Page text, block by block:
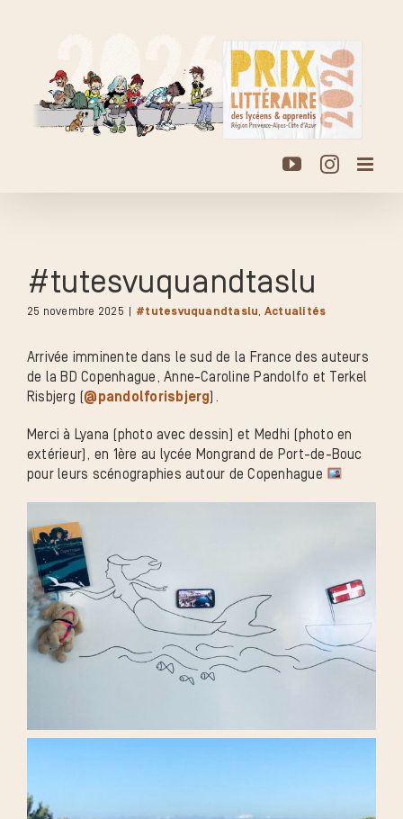
YouTube
#tutesvuquandtaslu
25 novembre 2025 #tutesvuquandtaslu, Actualités
Arrivée imminente dans le sud de la France des auteurs
de la BD Copenhague, Anne-Caroline Pandolfo et Terkel
Risbjerg (@pandolforisbjerg).
Merci à Lyana (photo avec dessin) et Medhi (photo en
extérieur), en 1ère au lycée Mongrand de Port-de-Bouc
pour leurs scénographies autour de Copenhague